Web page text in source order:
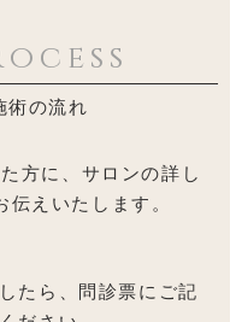
術の流れ
方に、サロンの詳し
伝えいたします。
たら、問診票にご記